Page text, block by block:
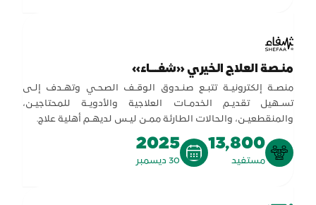
منـصة العلاج الخيري «شفـــاء»
منصـة إلكترونيـة تتبـع صنـدوق الوقـف الصحـي وتهـدف إلـى
تسـهيل تقديـم الخدمـات العلاجية والأدويـة للمحتاجيـن،
والمنقطعيـن، والحالات الطارئة ممـن ليـس لديهـم أهلية علاج.
13,800
مستفيد
2025
30 ديسمبر